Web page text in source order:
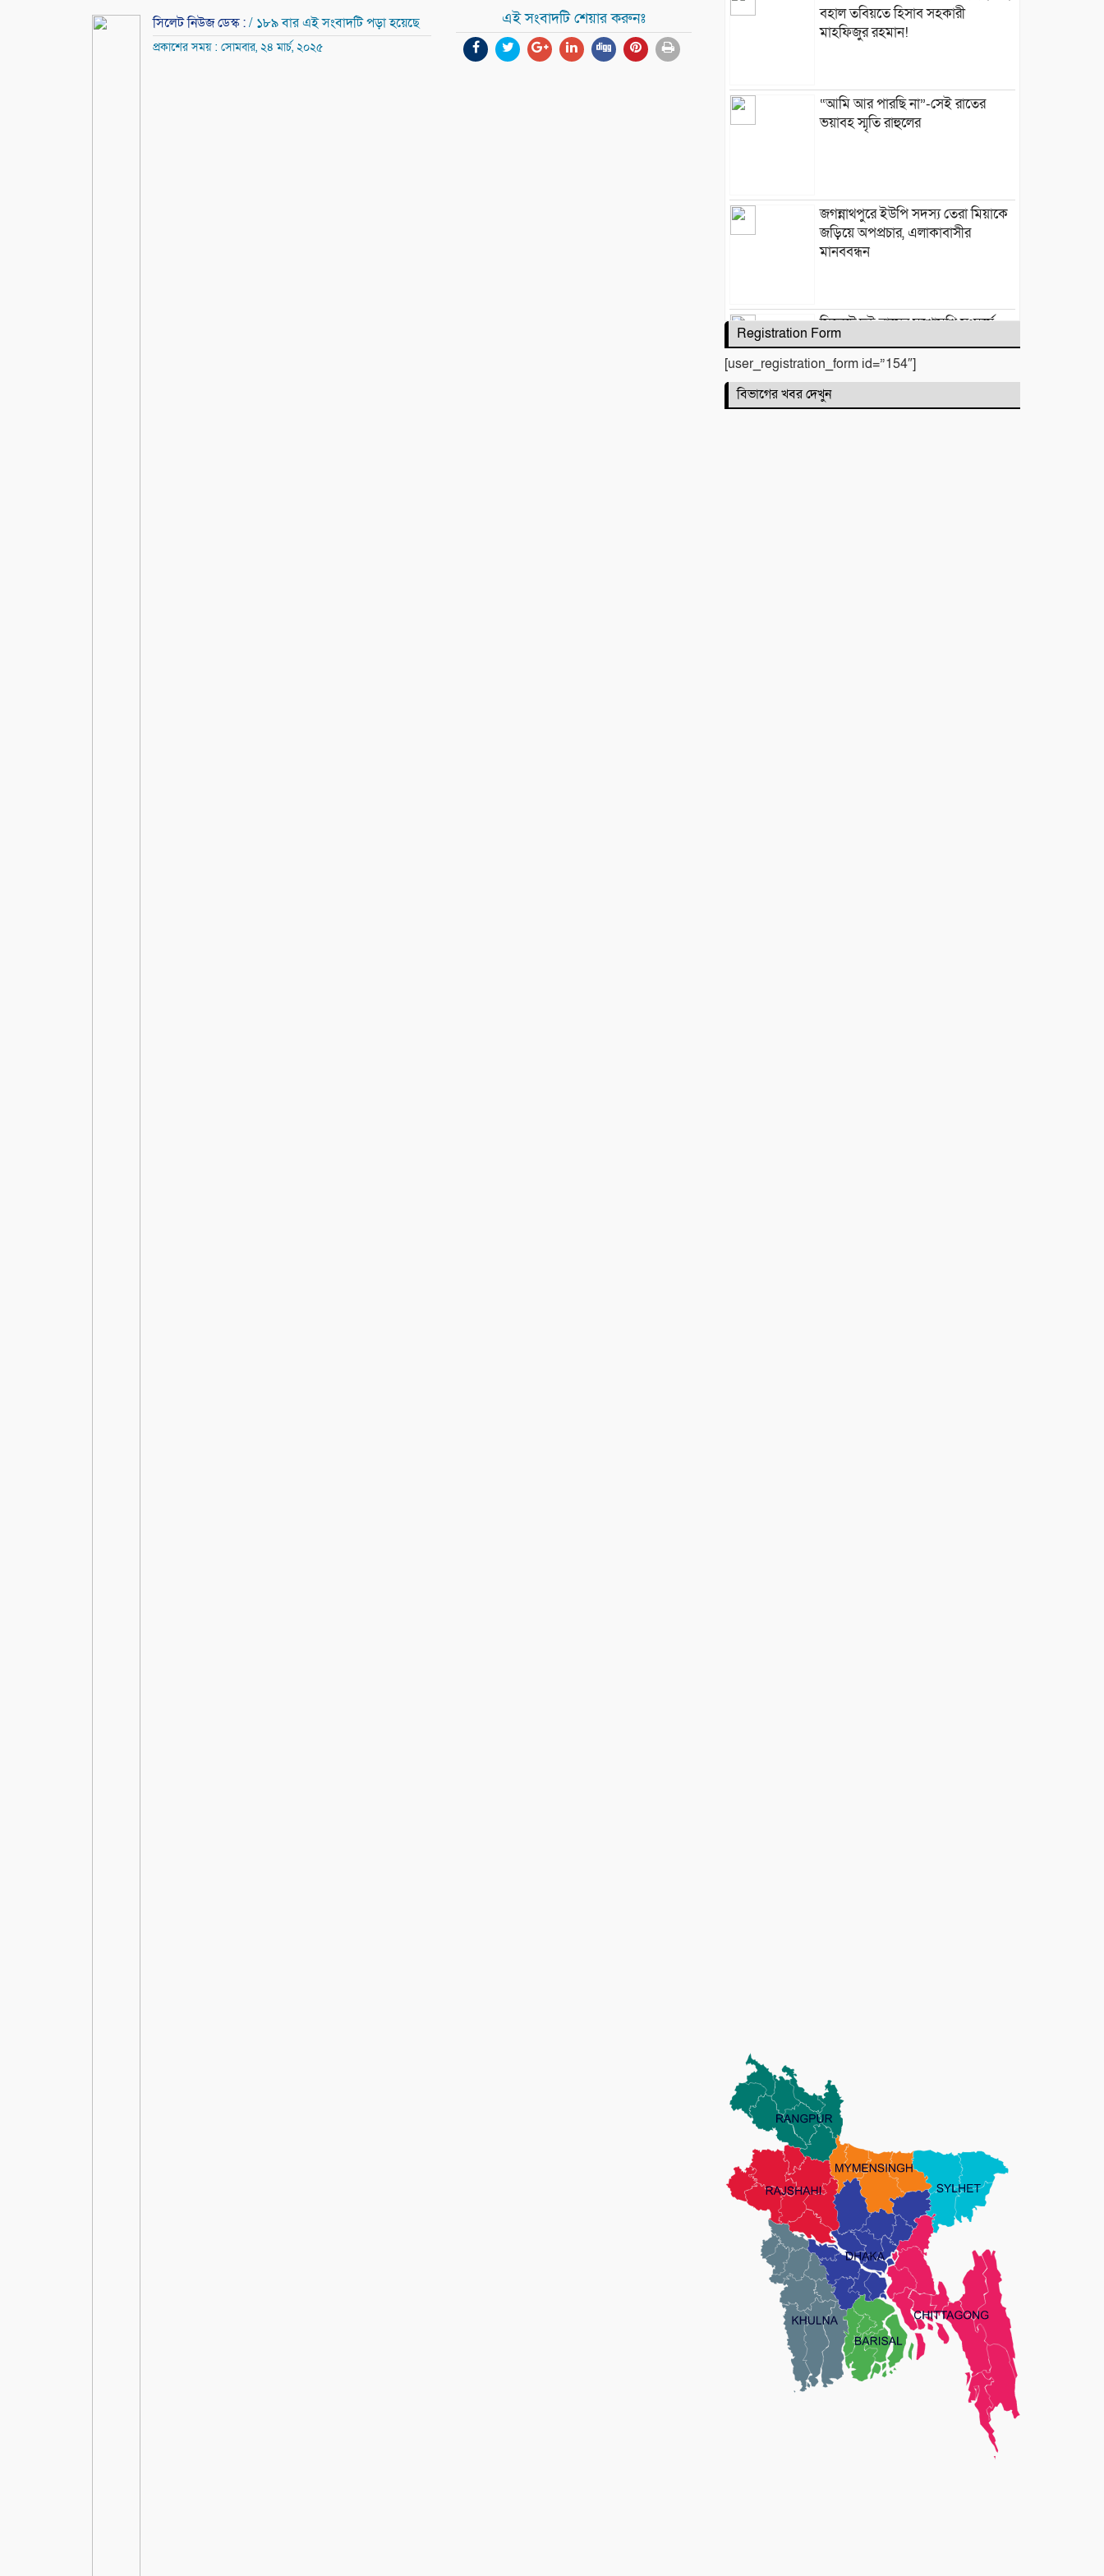
সিলেট নিউজ ডেস্ক :/ ১৮৯ বার এই সংবাদটি পড়া হয়েছে
প্রকাশের সময় : সোমবার, ২৪ মার্চ, ২০২৫
এই সংবাদটি শেয়ার করুনঃ
বহাল তবিয়তে হিসাব সহকারী
মাহফিজুর রহমান!
“আমি আর পারছি না”-সেই রাতের
ভয়াবহ স্মৃতি রাহুলের
জগন্নাথপুরে ইউপি সদস্য তেরা মিয়াকে
জড়িয়ে অপপ্রচার, এলাকাবাসীর
মানববন্ধন
সিলেটে দুই বাসের মুখোমুখি সংঘর্ষে
নিহত ৯
Registration Form
[user_registration_form id=”154″]
বিভাগের খবর দেখুন